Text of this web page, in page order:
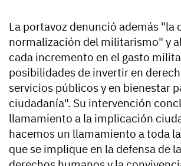
La portavoz denunció además "la
normalización del militarismo" y
cada incremento en el gasto
posibilidades de invertir en
servicios públicos y en bienestar
ciudadanía". Su intervención
llamamiento a la implicación
hacemos un llamamiento a toda
que se implique en la defensa de